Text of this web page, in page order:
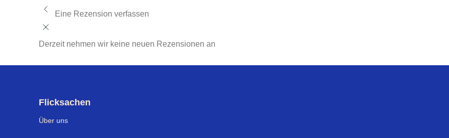
Eine Rezension verfassen
Derzeit nehmen wir keine neuen Rezensionen an
Flicksachen
Über uns